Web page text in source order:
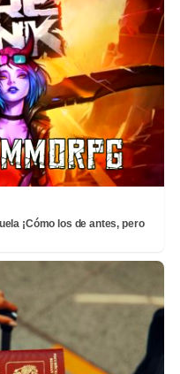
¡Cómo los de antes, pero